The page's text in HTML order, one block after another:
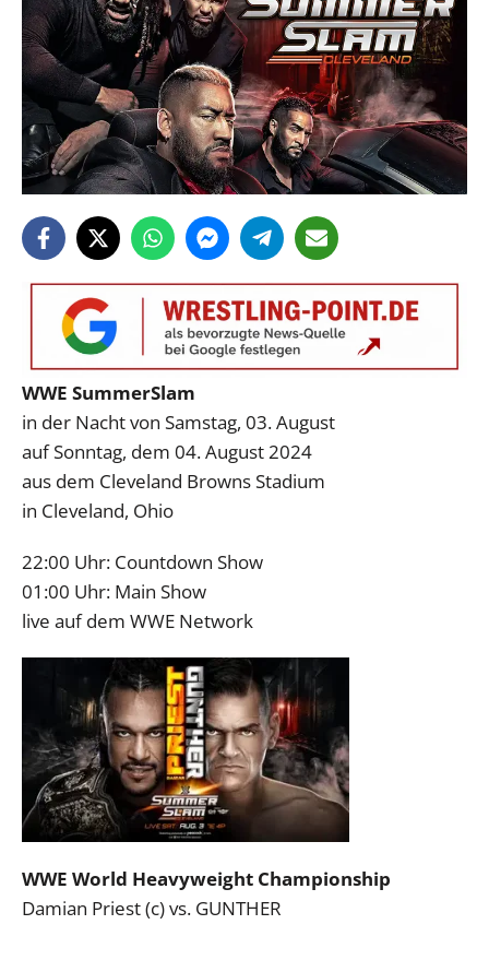
WWE SummerSlam
in der Nacht von Samstag, 03. August
auf Sonntag, dem 04. August 2024
aus dem Cleveland Browns Stadium
in Cleveland, Ohio
22:00 Uhr: Countdown Show
01:00 Uhr: Main Show
live auf dem WWE Network
WWE World Heavyweight Championship
Damian Priest (c) vs. GUNTHER